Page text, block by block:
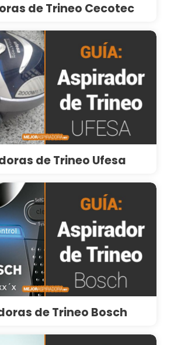
de Trineo Cecotec
de Trineo Ufesa
de Trineo Bosch